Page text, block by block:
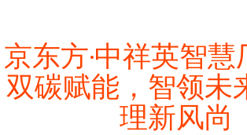
京东方·中祥英智
双碳赋能，智领未
理新风尚